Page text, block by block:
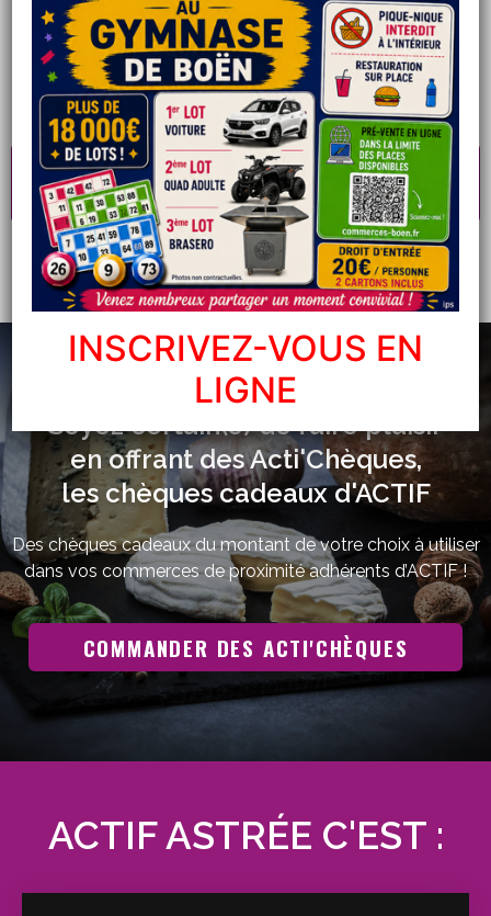
nos adhérents commerçants et artisans
locaux, nosActi'Chèques et nos multiples
animations (jeux, actif'expo, etc.).
INSCRIVEZ-VOUS À NOTRE SUPER
LOTO DU 24/10/2026
Soyez certain(e) de faire plaisir
en offrant des Acti'Chèques,
les chèques cadeaux d'ACTIF
Des chèques cadeaux du montant de votre choix à utiliser
dans vos commerces de proximité adhérents d’ACTIF !
COMMANDER DES ACTI'CHÈQUES
ACTIF ASTRÉE C'EST :
INSCRIVEZ-VOUS EN
LIGNE